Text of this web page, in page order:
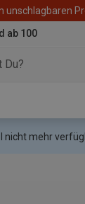
unschlagbaren
ab 100
nicht mehr